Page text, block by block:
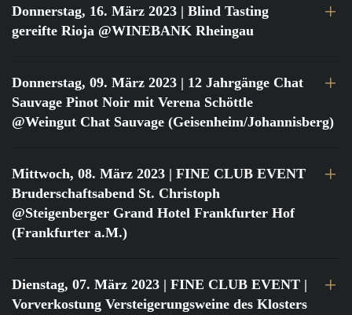
Donnerstag, 16. März 2023 | Blind Tasting
gereifte Rioja @WINEBANK Rheingau
Donnerstag, 09. März 2023 | 12 Jahrgänge Chat
Sauvage Pinot Noir mit Verena Schöttle
@Weingut Chat Sauvage (Geisenheim/Johannisberg)
Mittwoch, 08. März 2023 | FINE CLUB EVENT
Bruderschaftsabend St. Christoph
@Steigenberger Grand Hotel Frankfurter Hof
(Frankfurter a.M.)
Dienstag, 07. März 2023 | FINE CLUB EVENT |
Vorverkostung Versteigerungsweine des Klosters